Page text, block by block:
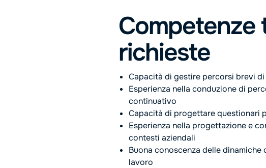
Competenze
richieste
Capacità di gestire percorsi brevi
Esperienza nella conduzione di
continuativo
Capacità di progettare questionari
Esperienza nella progettazione e
contesti aziendali
Buona conoscenza delle
lavoro